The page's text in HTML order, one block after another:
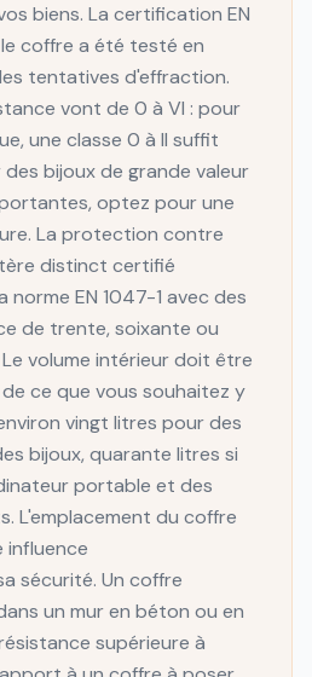
biens. La certification EN
coffre a été testé en
tentatives d'effraction.
vont de 0 à VI : pour
une classe 0 à II suffit
bijoux de grande valeur
optez pour une
La protection contre
distinct certifié
norme EN 1047-1 avec des
de trente, soixante ou
volume intérieur doit être
ce que vous souhaitez y
vingt litres pour des
bijoux, quarante litres si
portable et des
L'emplacement du coffre
influence
sécurité. Un coffre
un mur en béton ou en
supérieure à